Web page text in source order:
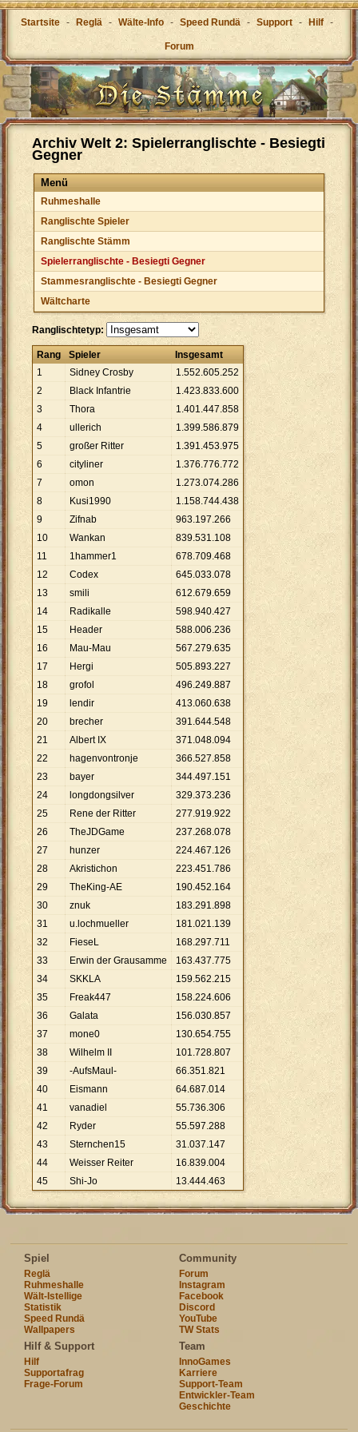
Startsite - Reglä - Wälte-Info - Speed Rundä - Support - Hilf -
Forum
Archiv Welt 2: Spielerranglischte - Besiegti
Gegner
Menü
Ruhmeshalle
Ranglischte Spieler
Ranglischte Stämm
Spielerranglischte - Besiegti Gegner
Stammesranglischte - Besiegti Gegner
Wältcharte
Ranglischtetyp:
Rang Spieler
Insgesamt
1
Sidney Crosby 1.552.605.252
2
Black Infantrie 1.423.833.600
3
Thora 1.401.447.858
4
ullerich 1.399.586.879
5
großer Ritter 1.391.453.975
6
cityliner 1.376.776.772
7
omon 1.273.074.286
8
Kusi1990 1.158.744.438
9
Zifnab 963.197.266
10
Wankan 839.531.108
11
1hammer1 678.709.468
12
Codex 645.033.078
13
smili 612.679.659
14
Radikalle 598.940.427
15
Header 588.006.236
16
Mau-Mau 567.279.635
17
Hergi 505.893.227
18
grofol 496.249.887
19
lendir 413.060.638
20
brecher 391.644.548
21
Albert IX 371.048.094
22
hagenvontronje 366.527.858
23
bayer 344.497.151
24
longdongsilver 329.373.236
25
Rene der Ritter 277.919.922
26
TheJDGame 237.268.078
27
hunzer 224.467.126
28
Akristichon 223.451.786
29
TheKing-AE 190.452.164
30
znuk 183.291.898
31
u.lochmueller 181.021.139
32
FieseL 168.297.711
33
Erwin der Grausamme 163.437.775
34
SKKLA 159.562.215
35
Freak447 158.224.606
36
Galata 156.030.857
37
mone0 130.654.755
38
Wilhelm II 101.728.807
39
-AufsMaul- 66.351.821
40
Eismann 64.687.014
41
vanadiel 55.736.306
42
Ryder 55.597.288
43
Sternchen15 31.037.147
44
Weisser Reiter 16.839.004
45
Shi-Jo 13.444.463
Spiel
Reglä
Ruhmeshalle
Wält-Istellige
Statistik
Speed Rundä
Wallpapers
Community
Forum
Instagram
Facebook
Discord
YouTube
TW Stats
Hilf & Support
Hilf
Supportafrag
Frage-Forum
Team
InnoGames
Karriere
Support-Team
Entwickler-Team
Geschichte